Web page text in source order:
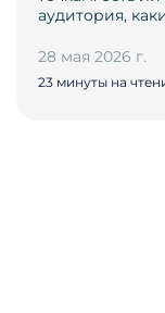
аудитория,
28 мая 2026 г.
23 минуты на